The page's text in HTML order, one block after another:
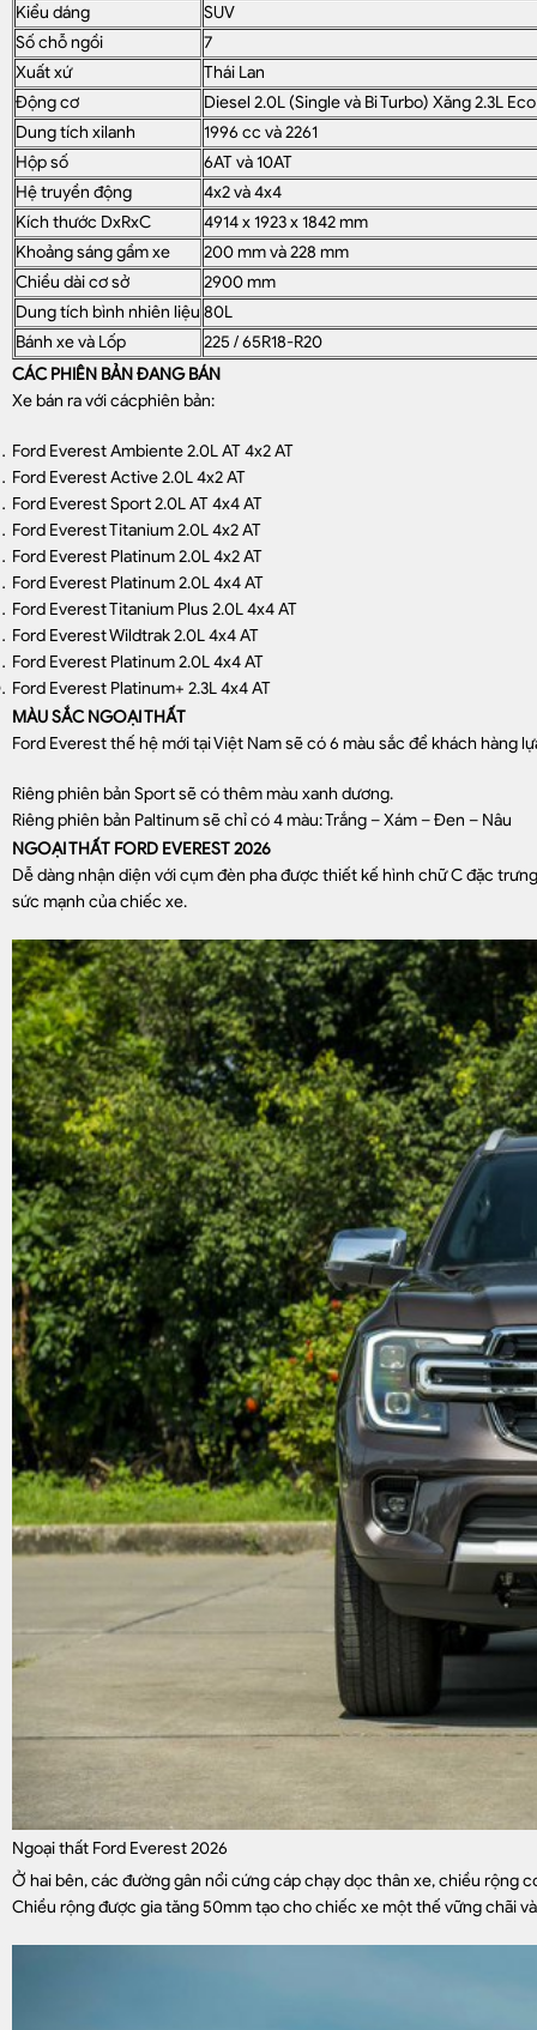
Kiểu dáng
SUV
Số chỗ ngồi
7
Xuất xứ
Thái Lan
Động cơ
Diesel 2.0L (Single và Bi Turbo) Xăng 2.3L
Dung tích xilanh
1996 cc và 2261
Hộp số
6AT và 10AT
Hệ truyền động
4x2 và 4x4
Kích thước DxRxC
4914 x 1923 x 1842 mm
Khoảng sáng gầm xe
200 mm và 228 mm
Chiều dài cơ sở
2900 mm
Dung tích bình nhiên liệu 80L
Bánh xe và Lốp
225 / 65R18-R20
CÁC PHIÊN BẢN ĐANG BÁN
Xe bán ra với cácphiên bản:
Ford Everest Ambiente 2.0L AT 4x2 AT
Ford Everest Active 2.0L 4x2 AT
Ford Everest Sport 2.0L AT 4x4 AT
Ford Everest Titanium 2.0L 4x2 AT
Ford Everest Platinum 2.0L 4x2 AT
Ford Everest Platinum 2.0L 4x4 AT
Ford Everest Titanium Plus 2.0L 4x4 AT
Ford Everest Wildtrak 2.0L 4x4 AT
Ford Everest Platinum 2.0L 4x4 AT
Ford Everest Platinum+ 2.3L 4x4 AT
MÀU SẮC NGOẠI THẤT
Ford Everest thế hệ mới tại Việt Nam sẽ có 6 màu sắc để khách hàng
Riêng phiên bản Sport sẽ có thêm màu xanh dương.
Riêng phiên bản Paltinum sẽ chỉ có 4 màu: Trắng – Xám – Đen – Nâu
NGOẠI THẤT FORD EVEREST 2026
Dễ dàng nhận diện với cụm đèn pha được thiết kế hình chữ C đặc
sức mạnh của chiếc xe.
Ngoại thất Ford Everest 2026
Ở hai bên, các đường gân nổi cứng cáp chạy dọc thân xe, chiều rộng
Chiều rộng được gia tăng 50mm tạo cho chiếc xe một thế vững chãi